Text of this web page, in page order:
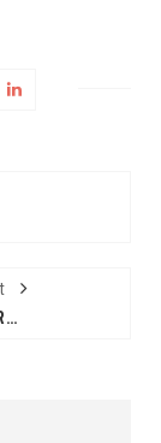
UN PROYECTO CON FUTURO DEFINIDO